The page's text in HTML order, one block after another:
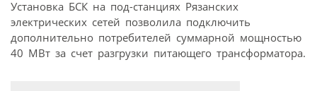
Установка БСК на под-станциях Рязанских
электрических сетей позволила подключить
дополнительно потребителей суммарной мощностью
40 МВт за счет разгрузки питающего трансформатора.